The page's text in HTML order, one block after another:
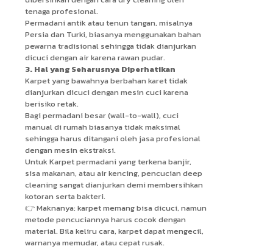
tenaga profesional.
Permadani antik atau tenun tangan, misalnya
Persia dan Turki, biasanya menggunakan bahan
pewarna tradisional sehingga tidak dianjurkan
dicuci dengan air karena rawan pudar.
3. Hal yang Seharusnya Diperhatikan
Karpet yang bawahnya berbahan karet tidak
dianjurkan dicuci dengan mesin cuci karena
berisiko retak.
Bagi permadani besar (wall-to-wall), cuci
manual di rumah biasanya tidak maksimal
sehingga harus ditangani oleh jasa profesional
dengan mesin ekstraksi.
Untuk Karpet permadani yang terkena banjir,
sisa makanan, atau air kencing, pencucian deep
cleaning sangat dianjurkan demi membersihkan
kotoran serta bakteri.
👉 Maknanya: karpet memang bisa dicuci, namun
metode pencuciannya harus cocok dengan
material. Bila keliru cara, karpet dapat mengecil,
warnanya memudar, atau cepat rusak.